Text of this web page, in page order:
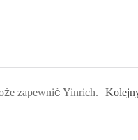
zapewnić Yinrich.